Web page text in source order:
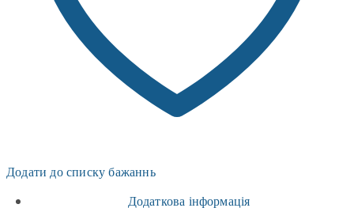
Додати до списку бажаннь
Додаткова інформація